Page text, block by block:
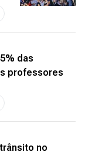
das
professores
no